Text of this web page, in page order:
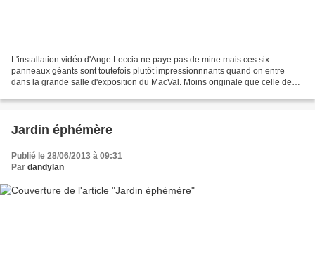
L'installation vidéo d'Ange Leccia ne paye pas de mine mais ces six
panneaux géants sont toutefois plutôt impressionnnants quand on entre
dans la grande salle d'exposition du MacVal. Moins originale que celle de
Jardin éphémère
Publié le 28/06/2013 à 09:31
Par dandylan